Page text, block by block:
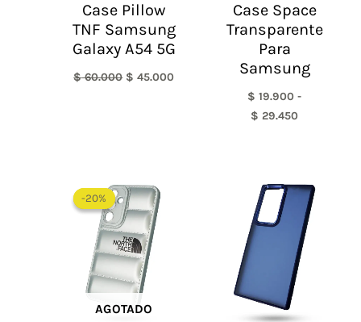
Case Pillow
TNF Samsung
Galaxy A54 5G
$60.000 $ 45.000
Case Space
Transparente
Para
Samsung
$ 19.900 -
$ 29.450
-20%
AGOTADO
-20%
precio
original
era:
$ 60.000.